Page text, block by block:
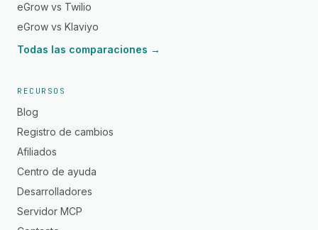
eGrow vs Twilio
eGrow vs Klaviyo
Todas las comparaciones →
RECURSOS
Blog
Registro de cambios
Afiliados
Centro de ayuda
Desarrolladores
Servidor MCP